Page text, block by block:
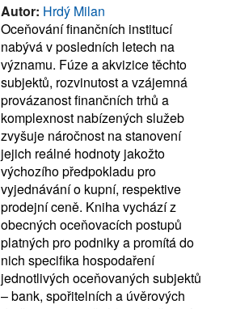
Autor: Hrdý Milan
Oceňování finančních institucí
nabývá v posledních letech na
významu. Fúze a akvizice těchto
subjektů, rozvinutost a vzájemná
provázanost finančních trhů a
komplexnost nabízených služeb
zvyšuje náročnost na stanovení
jejich reálné hodnoty jakožto
výchozího předpokladu pro
vyjednávání o kupní, respektive
prodejní ceně. Kniha vychází z
obecných oceňovacích postupů
platných pro podniky a promítá do
nich specifika hospodaření
jednotlivých oceňovaných subjektů
– bank, spořitelních a úvěrových